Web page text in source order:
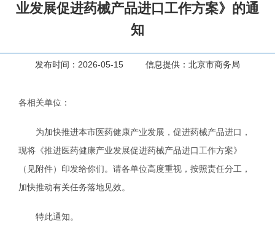
业发展促进药械产品进口工作方案》的通
知
发布时间：2026-05-15 信息提供：北京市商务局
各相关单位：
为加快推进本市医药健康产业发展，促进药械产品进口，
现将《推进医药健康产业发展促进药械产品进口工作方案》
（见附件）印发给你们。请各单位高度重视，按照责任分工，
加快推动有关任务落地见效。
特此通知。